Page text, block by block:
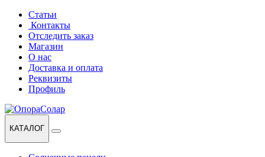
Перейти
навигации
Перейти
содержанию
Статьи
Контакты
Отследить заказ
Магазин
О нас
Доставка и оплата
Реквизиты
Профиль
КАТАЛОГ